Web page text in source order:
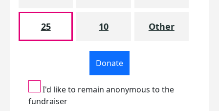
25 10 Other
Donate
I'd like to remain anonymous to the
fundraiser